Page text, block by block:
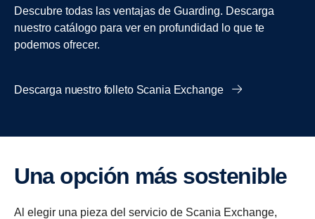
Descubre todas las ventajas de Guarding. Descarga
nuestro catálogo para ver en profundidad lo que te
podemos ofrecer.
Descarga nuestro folleto Scania Exchange
Una opción más soste­nible
Al elegir una pieza del servicio de Scania Exchange,